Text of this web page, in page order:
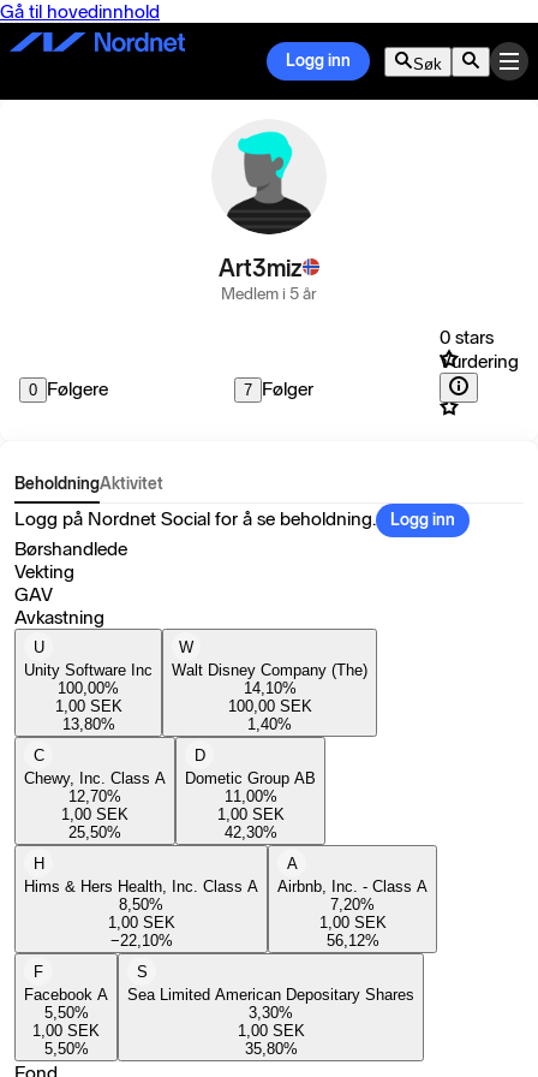
Gå til hovedinnhold
Logg inn Søk
Art3miz
Medlem i 5 år
0 Følgere 7 Følger
0 stars
Vurdering
BeholdningAktivitet
Logg på Nordnet Social for å se beholdning. Logg inn
Børshandlede
Vekting
GAV
Avkastning
U
Unity Software Inc
100,00%
1,00 SEK
13,80%
W
Walt Disney Company (The)
14,10%
100,00 SEK
1,40%
C
Chewy, Inc. Class A
12,70%
1,00 SEK
25,50%
D
Dometic Group AB
11,00%
1,00 SEK
42,30%
H
Hims & Hers Health, Inc. Class A
8,50%
1,00 SEK
−22,10%
A
Airbnb, Inc. - Class A
7,20%
1,00 SEK
56,12%
F
Facebook A
5,50%
1,00 SEK
5,50%
S
Sea Limited American Depositary Shares
3,30%
1,00 SEK
35,80%